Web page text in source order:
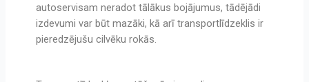
autoservisam neradot tālākus bojājumus, tādējādi
izdevumi var būt mazāki, kā arī transportlīdzeklis ir
pieredzējušu cilvēku rokās.